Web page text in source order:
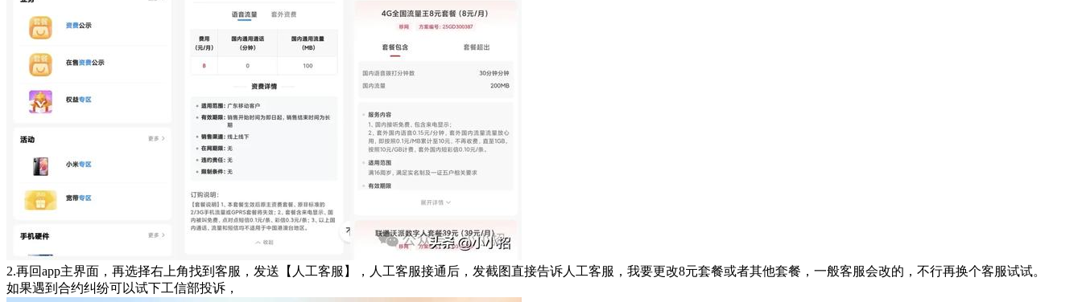
2.再回app主界面，再选择右上角找到客服，发送【人工客服】，人工客服接通后，发截图直接告诉人工客服，我要更改8元套餐或者其他套餐，一般客服会改的，不行再换个客服试试。
如果遇到合约纠纷可以试下工信部投诉，